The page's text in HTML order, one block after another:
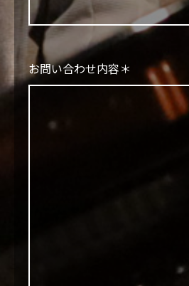
お問い合わせ内容＊